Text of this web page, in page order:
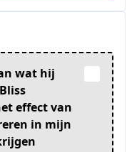
wat hij
effect van
in mijn